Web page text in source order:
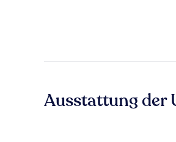
Ausstattung der